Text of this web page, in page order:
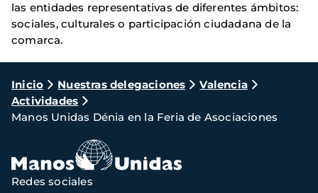
las entidades representativas de diferentes ámbitos:
sociales, culturales o participación ciudadana de la
comarca.
Ruta
de
navegación
Inicio Nuestras delegaciones
Valencia
Actividades
Manos Unidas Dénia en la Feria de Asociaciones
Redes sociales